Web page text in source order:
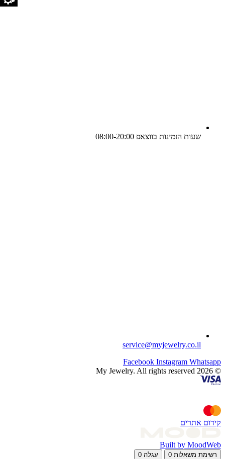
שעות הזמינות בווצאפ 08:00-20:00
service@myjewelry.co.il
Facebook Instagram Whatsapp
© 2026 My Jewelry. All rights reserved
קידום אתרים
Built by MoodWeb
רשימת משאלות 0 עגלה 0